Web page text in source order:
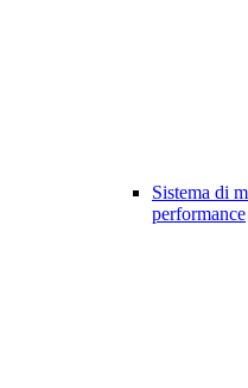
Sistema di
performance